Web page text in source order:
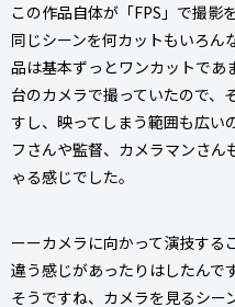
この作品自体が「FPS」で撮影
同じシーンを何カットもいろん
品は基本ずっとワンカットであ
台のカメラで撮っていたので、
すし、映ってしまう範囲も広い
フさんや監督、カメラマンさん
ゃる感じでした。
ーーカメラに向かって演技する
違う感じがあったりはしたんで
そうですね、カメラを見るシー